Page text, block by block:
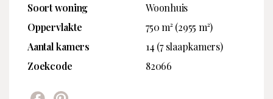
Soort woning
Woonhuis
Oppervlakte
750 m² (2955 m²)
Aantal kamers
14 (7 slaapkamers)
Zoekcode
82066